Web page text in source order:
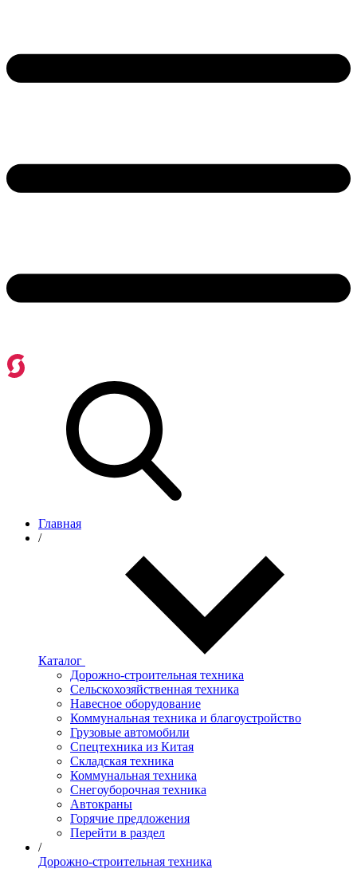
Главная
/
Каталог
Дорожно-строительная техника
Сельскохозяйственная техника
Навесное оборудование
Коммунальная техника и благоустройство
Грузовые автомобили
Спецтехника из Китая
Складская техника
Коммунальная техника
Снегоуборочная техника
Автокраны
Горячие предложения
Перейти в раздел
/
Дорожно-строительная техника